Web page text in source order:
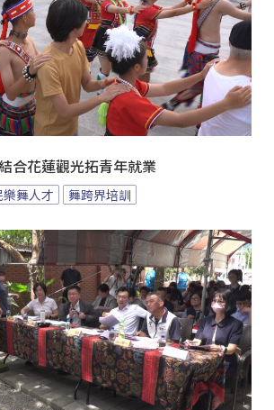
合花蓮觀光拓青年就業
樂舞人才 舞跨界培訓